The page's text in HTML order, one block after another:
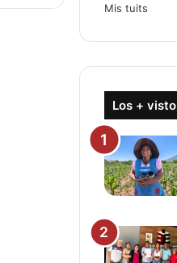
Mis tuits
Los + visto